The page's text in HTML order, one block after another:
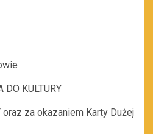
DO KULTURY
oraz za okazaniem Karty Dużej